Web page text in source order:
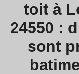
toit à
24550 :
sont